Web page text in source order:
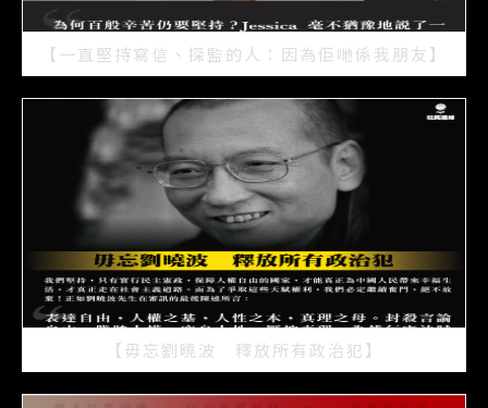
【一直堅持寫信、探監的人：因為佢哋係我朋友】
2021/07/15
【毋忘劉曉波 釋放所有政治犯】